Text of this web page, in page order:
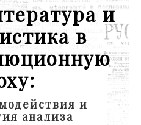
и
в
и
анализа